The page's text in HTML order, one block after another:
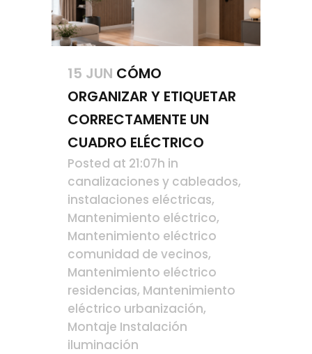
15 JUN CÓMO
ORGANIZAR Y ETIQUETAR
CORRECTAMENTE UN
CUADRO ELÉCTRICO
Posted at 21:07h in
canalizaciones y cableados,
instalaciones eléctricas,
Mantenimiento eléctrico,
Mantenimiento eléctrico
comunidad de vecinos,
Mantenimiento eléctrico
residencias, Mantenimiento
eléctrico urbanización,
Montaje Instalación
iluminación